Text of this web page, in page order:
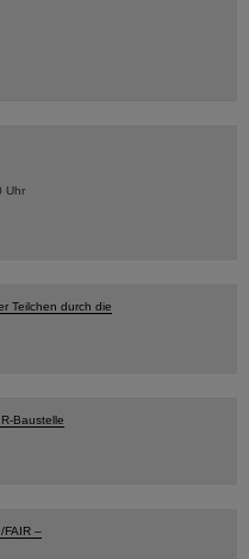
Uhr
Teilchen durch die
Baustelle
FAIR –